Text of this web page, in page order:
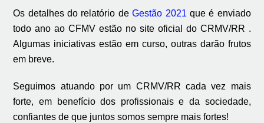
Os detalhes do relatório deGestão 2021 que é enviado
todo ano ao CFMV estão no site oficial do CRMV/RR .
Algumas iniciativas estão em curso, outras darão frutos
em breve.
Seguimos atuando por um CRMV/RR cada vez mais
forte, em benefício dos profissionais e da sociedade,
confiantes de que juntos somos sempre mais fortes!